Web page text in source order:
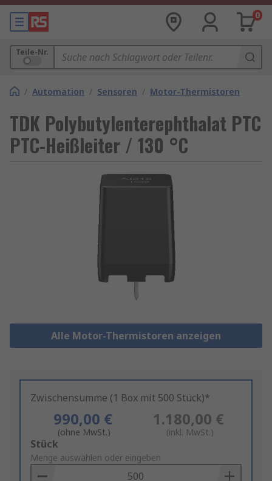
0
Teile-Nr.
/ Automation / Sensoren / Motor-Thermistoren
TDK Polybutylenterephthalat PTC
PTC-Heißleiter / 130 °C
Alle Motor-Thermistoren anzeigen
Zwischensumme (1 Box mit 500 Stück)*
990,00 €
(ohne MwSt.)
1.180,00 €
(inkl. MwSt.)
Add
to
Basket
Stück
Menge auswählen oder eingeben